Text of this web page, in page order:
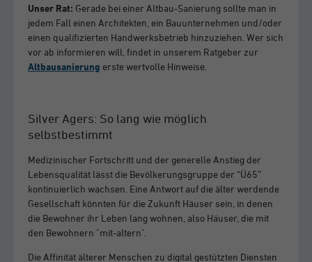
Unser Rat: Gerade bei einer Altbau-Sanierung sollte man in
jedem Fall einen Architekten, ein Bauunternehmen und/oder
einen qualifizierten Handwerksbetrieb hinzuziehen. Wer sich
vor ab informieren will, findet in unserem Ratgeber zur
Altbausanierung erste wertvolle Hinweise.
Silver Agers: So lang wie möglich
selbstbestimmt
Medizinischer Fortschritt und der generelle Anstieg der
Lebensqualität lässt die Bevölkerungsgruppe der “Ü65”
kontinuierlich wachsen. Eine Antwort auf die älter werdende
Gesellschaft könnten für die Zukunft Häuser sein, in denen
die Bewohner ihr Leben lang wohnen, also Häuser, die mit
den Bewohnern "mit-altern".
Die Affinität älterer Menschen zu digital gestützten Diensten